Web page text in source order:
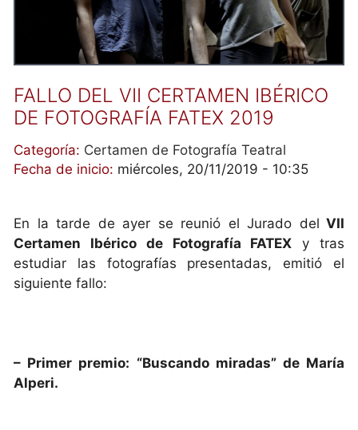
FALLO DEL VII CERTAMEN IBÉRICO
DE FOTOGRAFÍA FATEX 2019
Categoría: Certamen de Fotografía Teatral
Fecha de inicio: miércoles, 20/11/2019 - 10:35
En la tarde de ayer se reunió el Jurado del VII
Certamen Ibérico de Fotografía FATEX y tras
estudiar las fotografías presentadas, emitió el
siguiente fallo:
– Primer premio: “Buscando miradas” de María
Alperi.